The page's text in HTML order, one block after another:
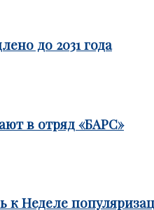
до 2031 года
в отряд «БАРС»
к Неделе